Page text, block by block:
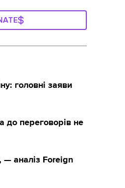
головні заяви
до переговорів не
— аналіз Foreign